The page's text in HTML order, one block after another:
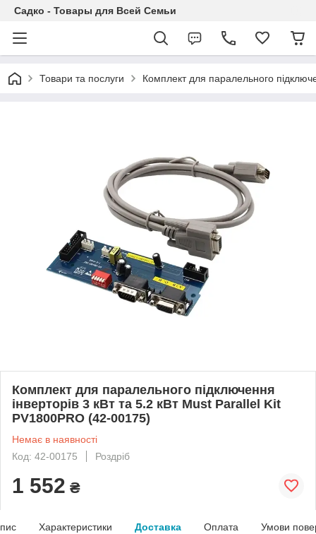
Садко - Товары для Всей Семьи
Товари та послуги Комплект для паралельного
Комплект для паралельного підключення
інверторів 3 кВт та 5.2 кВт Must Parallel Kit
PV1800PRO (42-00175)
Немає в наявності
Код: 42-00175
Роздріб
1 552 ₴
Характеристики Доставка Оплата Умови